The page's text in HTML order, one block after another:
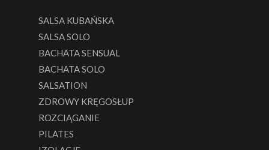
SALSA KUBAŃSKA
SALSA SOLO
BACHATA SENSUAL
BACHATA SOLO
SALSATION
ZDROWY KRĘGOSŁUP
ROZCIĄGANIE
PILATES